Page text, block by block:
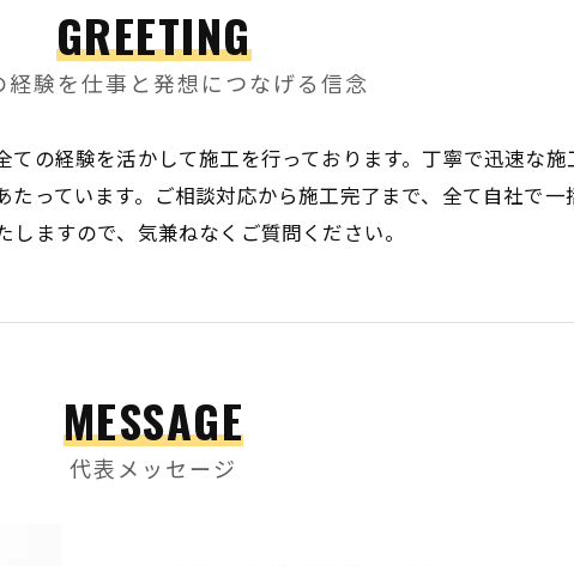
経験を仕事と発想につなげる信念
GREETING
の経験を活かして施工を行っております。丁寧で迅速な
っています。ご相談対応から施工完了まで、全て自社で
ますので、気兼ねなくご質問ください。
代表メッセージ
MESSAGE